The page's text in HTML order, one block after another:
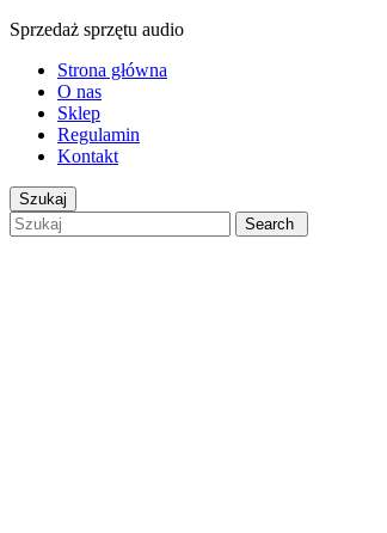
Sprzedaż sprzętu audio
Strona główna
O nas
Sklep
Regulamin
Kontakt
Szukaj